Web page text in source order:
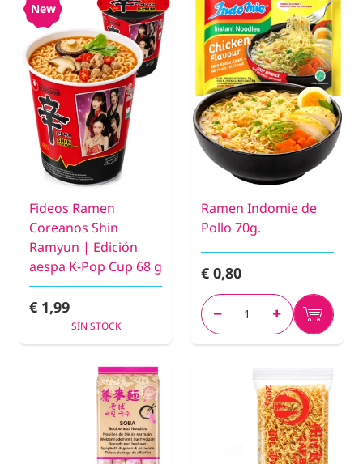
New
Fideos Ramen
Coreanos Shin
Ramyun | Edición
aespa K-Pop Cup 68 g
€ 1,99
SIN STOCK
Ramen Indomie de
Pollo 70g.
€ 0,80